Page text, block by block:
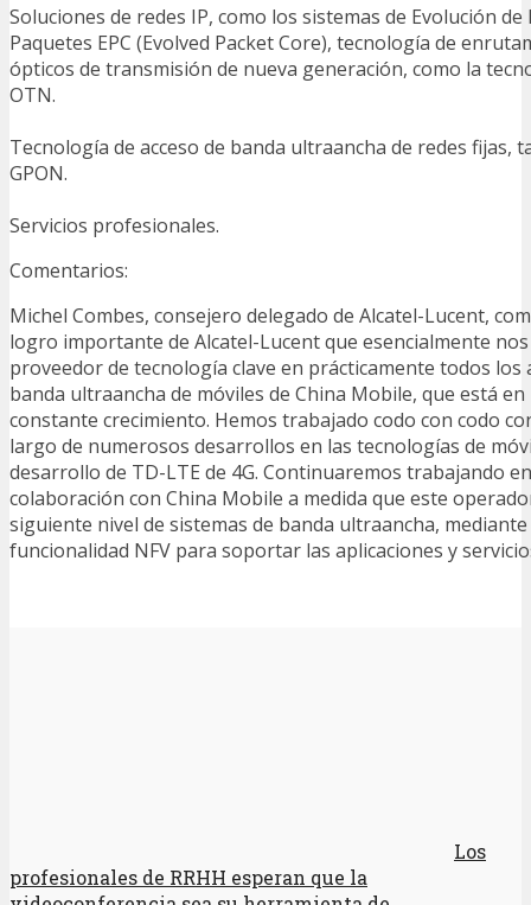
Soluciones de redes IP, como los sistemas de Evolución de
Paquetes EPC (Evolved Packet Core), tecnología de
ópticos de transmisión de nueva generación, como la
OTN.
Tecnología de acceso de banda ultraancha de redes fijas,
GPON.
Servicios profesionales.
Comentarios:
Michel Combes, consejero delegado de Alcatel-Lucent,
logro importante de Alcatel-Lucent que esencialmente
proveedor de tecnología clave en prácticamente todos los
banda ultraancha de móviles de China Mobile, que está
constante crecimiento. Hemos trabajado codo con codo
largo de numerosos desarrollos en las tecnologías de
desarrollo de TD-LTE de 4G. Continuaremos trabajando
colaboración con China Mobile a medida que este
siguiente nivel de sistemas de banda ultraancha,
funcionalidad NFV para soportar las aplicaciones y
Los
profesionales de RRHH esperan que la